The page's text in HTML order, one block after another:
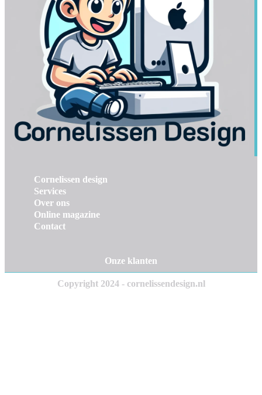
Cornelissen design
Services
Over ons
Online magazine
Contact
Onze klanten
Copyright 2024 - cornelissendesign.nl